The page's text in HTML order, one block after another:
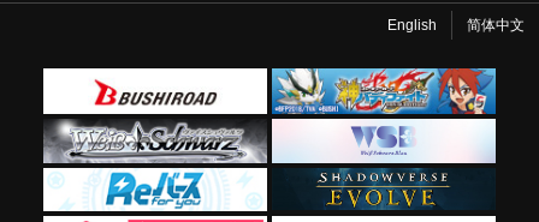
English 简体中文